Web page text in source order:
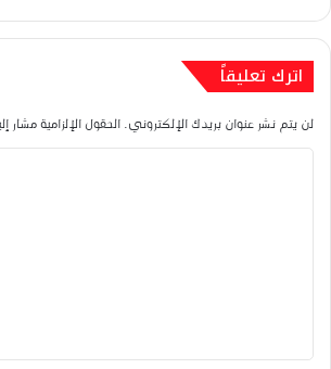
اترك تعليقاً
لن يتم نشر عنوان بريدك الإلكتروني. الحقول الإلزامية مشار
ق